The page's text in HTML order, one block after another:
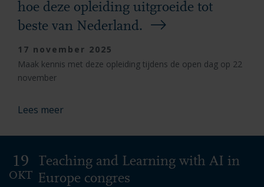
hoe deze opleiding uitgroeide tot
beste van Nederland.
17 november 2025
Maak kennis met deze opleiding tijdens de open dag op 22
november
Lees meer
Teaching and Learning with AI in
Europe congres
19
OKT